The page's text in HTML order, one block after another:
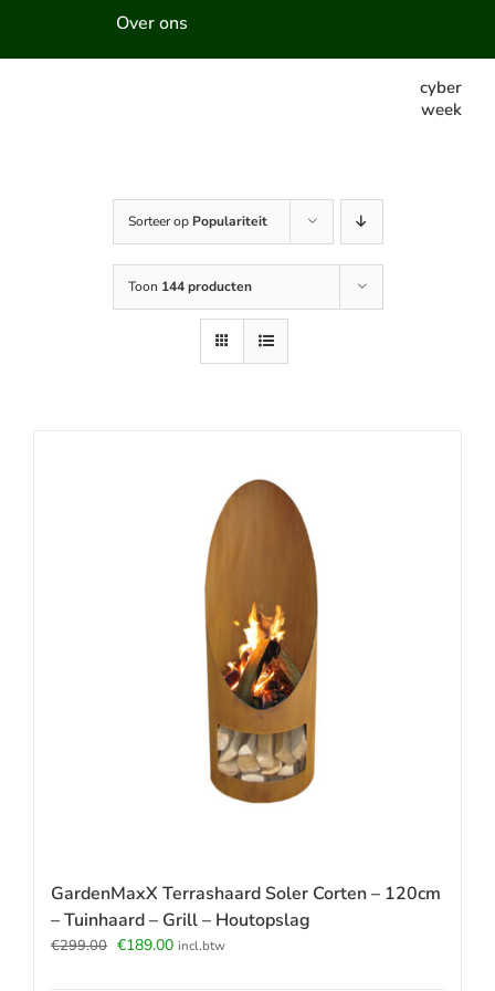
Over ons
cyber
week
Sorteer op Populariteit
Toon 144 producten
GardenMaxX Terrashaard Soler Corten – 120cm
– Tuinhaard – Grill – Houtopslag
€299.00 Oorspronkelijke
€189.00Huidige
incl.btw